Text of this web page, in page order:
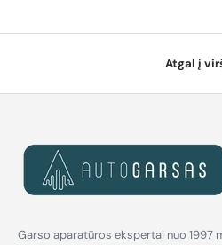
Atgal į
Garso aparatūros ekspertai nuo 1997